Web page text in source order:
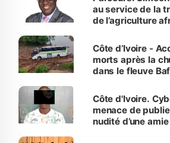
au service de la
de l’agriculture
Côte d’Ivoire -
morts après la
dans le fleuve
des Transports
Côte d'Ivoire.
menace de
nudité d’une